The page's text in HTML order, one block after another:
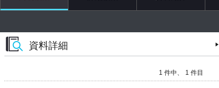
資料詳細
1 件中、 1 件目